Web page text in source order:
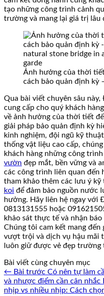
tạo những công trình cảnh
trường và mang lại giá trị lâu
Ảnh hưởng của thời
cách bảo quản định kỳ
Qua bài viết chuyên sâu
cung cấp cho quý khách
về ảnh hưởng của thời tiết
giải pháp bảo quản định kỳ
kinh nghiệm, đội ngũ kỹ
thống vật liệu cao cấp,
khách hàng những công
vườn đẹp mắt, bền vững và
các công trình liên quan đến
tham khảo thêm các lưu ý
koi để đảm bảo nguồn nước
hưởng. Hãy liên hệ ngay với
0813131555 hoặc
khảo sát thực tế và nhận
Chúng tôi cam kết mang
vượt trội và dịch vụ hậu mãi
luôn giữ được vẻ đẹp
Bài viết cùng chuyên mục
← Bài trước Có nên tự làm
và nhược điểm cần cân nhắc
nhịp vs nhiều nhịp: Cách